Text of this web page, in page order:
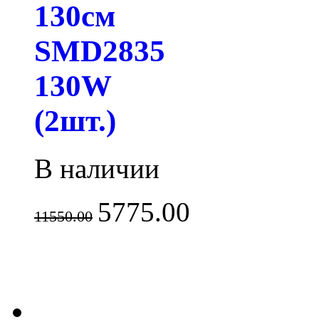
130см
SMD2835
130W
(2шт.)
В наличии
11550.00 5775.00